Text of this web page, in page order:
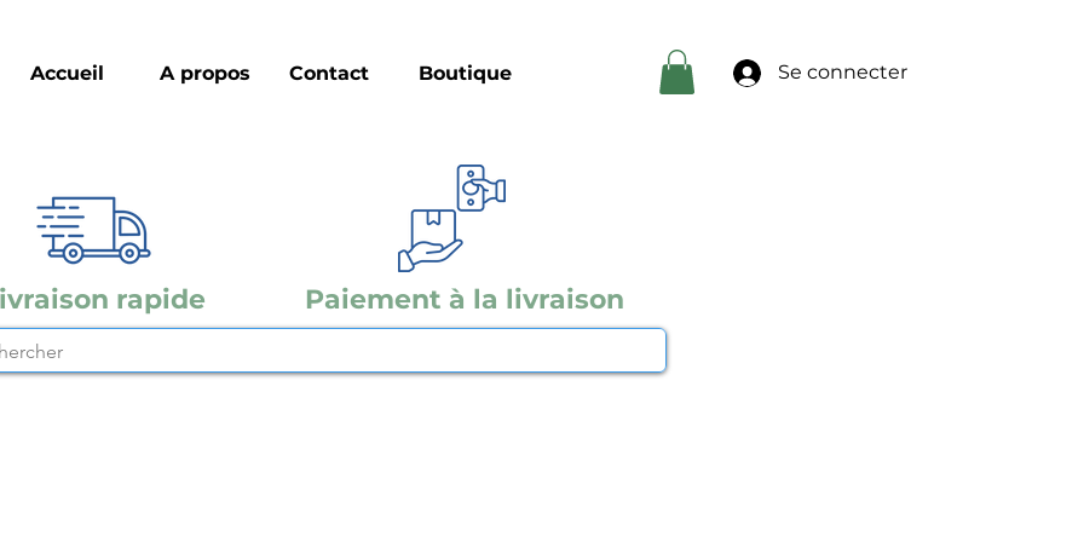
Accueil A propos Contact Boutique Se connecter
rapide Paiement à la livraison